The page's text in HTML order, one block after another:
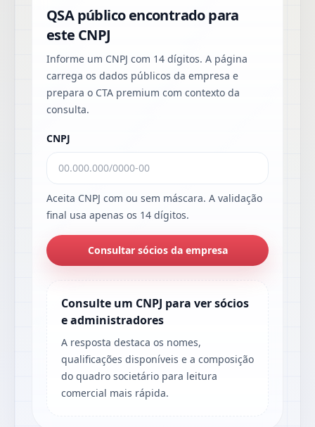
QSA público encontrado para
este CNPJ
Informe um CNPJ com 14 dígitos. A página
carrega os dados públicos da empresa e
prepara o CTA premium com contexto da
consulta.
CNPJ
Aceita CNPJ com ou sem máscara. A validação
final usa apenas os 14 dígitos.
Consultar sócios da empresa
Consulte um CNPJ para ver sócios
e administradores
A resposta destaca os nomes,
qualificações disponíveis e a composição
do quadro societário para leitura
comercial mais rápida.